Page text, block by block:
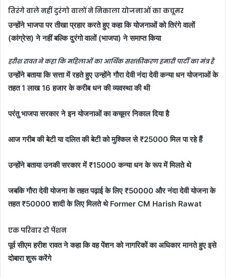
तिरंगे वाले नहीं दुरंगो वालों ने निकाला योजनाओं का कचूमर
उन्होंने भाजपा पर तीखा प्रहार करते हुए कहा कि योजनाओं को तिरंगे वालों
(कांग्रेस) ने नहीं बल्कि दुरंगो वालों (भाजपा) ने समाप्त किया
हरीश रावत ने कहा कि महिलाओं का आर्थिक सशक्तीकरण हमारी पार्टी का मंत्र है
उन्होंने बताया कि सत्ता में रहते हुए उन्होंने गौरा देवी नंदा देवी कन्या धन योजनाओं के
तहत 1 लाख 16 हजार के करीब धन की व्यवस्था की थी
परंतु भाजपा सरकार ने इन योजनाओं का कचूमर निकाल दिया है
आज गरीब की बेटी या दलित की बेटी को मुश्किल से ₹25000 मिल पा रहे हैं
उन्होंने बताया उनकी सरकार में ₹15000 कन्या धन के रूप में मिलते थे
जबकि गौरा देवी योजना के तहत पढ़ाई के लिए ₹50000 और नंदा देवी योजना के
तहत ₹50000 शादी के लिए मिलते थे Former CM Harish Rawat
एक परिवार दो पेंशन
पूर्व सीएम हरीश रावत ने कहा कि वह पेंशन को नागरिकों का अधिकार मानते हुए इसे
दोबारा शुरू करेंगे